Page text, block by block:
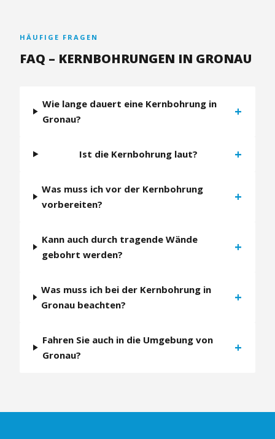
HÄUFIGE FRAGEN
FAQ – KERNBOHRUNGEN IN GRONAU
Wie lange dauert eine Kernbohrung in
Gronau?
+
Ist die Kernbohrung laut? +
Was muss ich vor der Kernbohrung
vorbereiten?
+
Kann auch durch tragende Wände
gebohrt werden?
+
Was muss ich bei der Kernbohrung in
Gronau beachten?
+
Fahren Sie auch in die Umgebung von
Gronau?
+